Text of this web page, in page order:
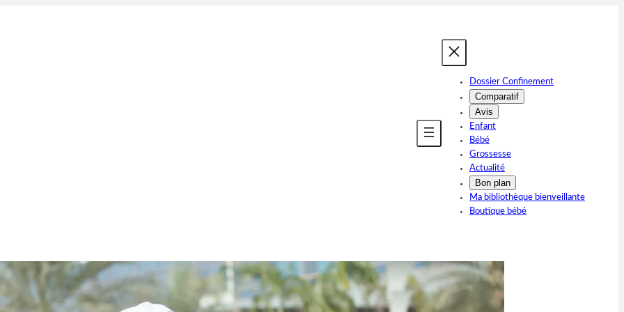
Dossier Confinement
Comparatif
Avis
Enfant
Bébé
Grossesse
Actualité
Bon plan
Ma bibliothèque bienveillante
Boutique bébé